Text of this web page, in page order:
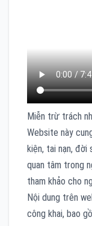
Miễn trừ trách
Website này
kiện, tai nạn,
quan tâm trong
tham khảo cho
Nội dung trên
công khai, bao